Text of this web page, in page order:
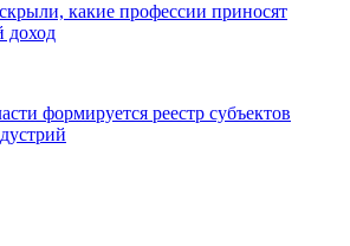
какие профессии приносят
доход
формируется реестр субъектов